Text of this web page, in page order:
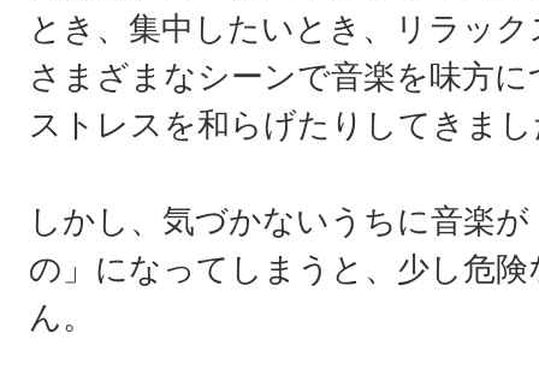
とき、集中したいとき、リラッ
さまざまなシーンで音楽を味方
ストレスを和らげたりしてきま
しかし、気づかないうちに音楽
の」になってしまうと、少し危
ん。